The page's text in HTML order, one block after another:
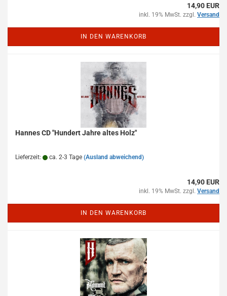
14,90 EUR
inkl. 19% MwSt. zzgl. Versand
IN DEN WARENKORB
Hannes CD "Hundert Jahre altes Holz"
Lieferzeit: ca. 2-3 Tage (Ausland abweichend)
14,90 EUR
inkl. 19% MwSt. zzgl. Versand
IN DEN WARENKORB